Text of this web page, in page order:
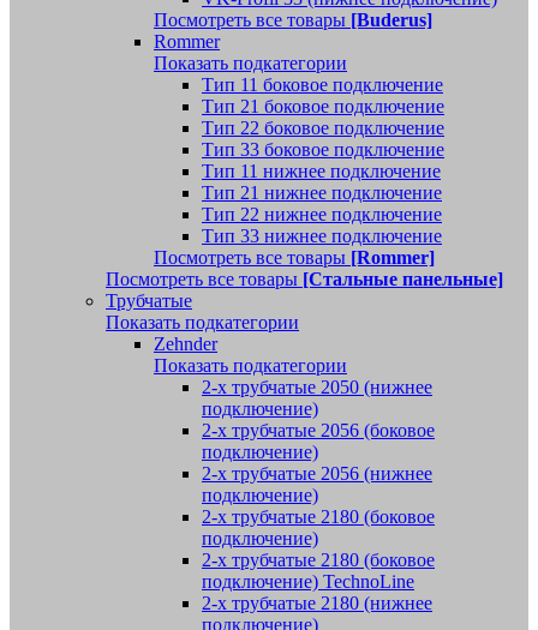
Посмотреть все товары [Buderus]
Rommer
Показать подкатегории
Тип 11 боковое подключение
Тип 21 боковое подключение
Тип 22 боковое подключение
Тип 33 боковое подключение
Тип 11 нижнее подключение
Тип 21 нижнее подключение
Тип 22 нижнее подключение
Тип 33 нижнее подключение
Посмотреть все товары [Rommer]
Посмотреть все товары [Стальные панельные]
Трубчатые
Показать подкатегории
Zehnder
Показать подкатегории
2-х трубчатые 2050 (нижнее
подключение)
2-х трубчатые 2056 (боковое
подключение)
2-х трубчатые 2056 (нижнее
подключение)
2-х трубчатые 2180 (боковое
подключение)
2-х трубчатые 2180 (боковое
подключение) TechnoLine
2-х трубчатые 2180 (нижнее
подключение)